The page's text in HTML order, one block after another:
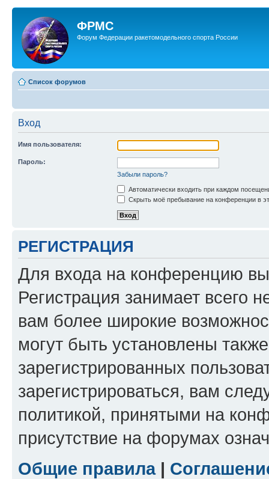
ФРМС
Форум Федерации ракетомодельного спорта России
Список форумов
Вход
Имя пользователя:
Пароль:
Забыли пароль?
Автоматически входить при каждом
Скрыть моё пребывание на конференции в
РЕГИСТРАЦИЯ
Для входа на конференцию
Регистрация занимает всего
вам более широкие
могут быть установлены
зарегистрированных
зарегистрироваться, вам
политикой, принятыми на
присутствие на форумах
Общие правила|